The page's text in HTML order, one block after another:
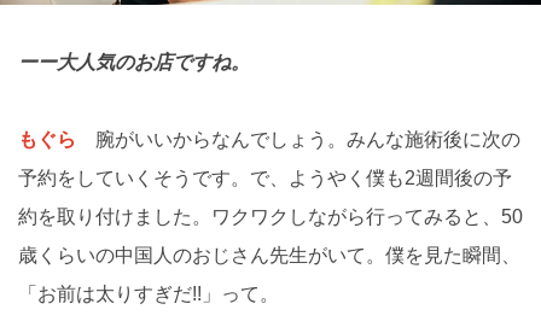
ーー大人気のお店ですね。
もぐら
腕がいいからなんでしょう。みんな施術後に次の
予約をしていくそうです。で、ようやく僕も2週間後の予
約を取り付けました。ワクワクしながら行ってみると、50
歳くらいの中国人のおじさん先生がいて。僕を見た瞬間、
「お前は太りすぎだ!!」って。